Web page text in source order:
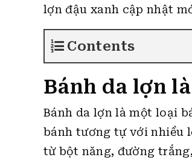
lợn đậu xanh cập nhật
Contents
Bánh da lợn
Bánh da lợn là một loại
bánh tương tự với nhiều
từ bột năng, đường